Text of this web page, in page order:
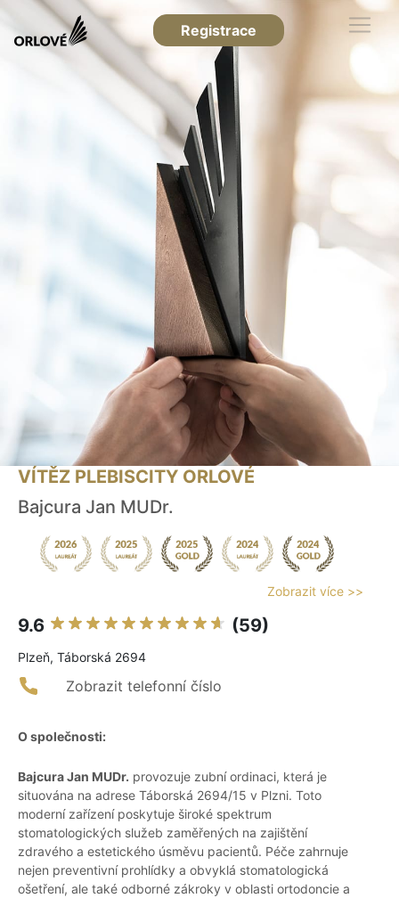
Registrace
VÍTĚZ PLEBISCITY ORLOVÉ
Bajcura Jan MUDr.
Zobrazit více >>
9.6 (59)
Plzeň, Táborská 2694
Zobrazit telefonní číslo
O společnosti:
Bajcura Jan MUDr. provozuje zubní ordinaci, která je
situována na adrese Táborská 2694/15 v Plzni. Toto
moderní zařízení poskytuje široké spektrum
stomatologických služeb zaměřených na zajištění
zdravého a estetického úsměvu pacientů. Péče zahrnuje
nejen preventivní prohlídky a obvyklá stomatologická
ošetření, ale také odborné zákroky v oblasti ortodoncie a